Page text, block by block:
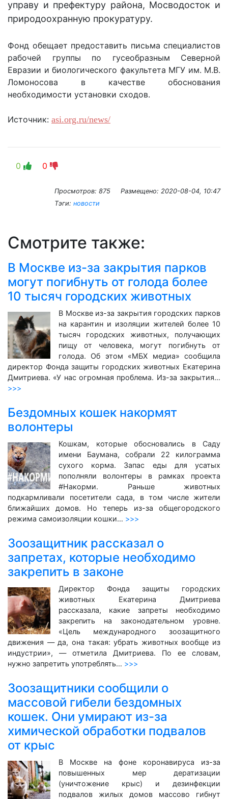
управу и префектуру района, Мосводосток и
природоохранную прокуратуру.
Фонд обещает предоставить письма специалистов
рабочей группы по гусеобразным Северной
Евразии и биологического факультета МГУ им. М.В.
Ломоносова в качестве обоснования
необходимости установки сходов.
Источник: asi.org.ru/news/
0 0
Просмотров: 875 Размещено: 2020-08-04, 10:47
Тэги: новости
Смотрите также:
В Москве из-за закрытия парков
могут погибнуть от голода более
10 тысяч городских животных
В Москве из-за закрытия городских парков
на карантин и изоляции жителей более 10
тысяч городских животных, получающих
пищу от человека, могут погибнуть от
голода. Об этом «МБХ медиа» сообщила
директор Фонда защиты городских животных Екатерина
Дмитриева. «У нас огромная проблема. Из-за закрытия…
>>>
Бездомных кошек накормят
волонтеры
Кошкам, которые обосновались в Саду
имени Баумана, собрали 22 килограмма
сухого корма. Запас еды для усатых
пополняли волонтеры в рамках проекта
#Накорми. Раньше животных
подкармливали посетители сада, в том числе жители
ближайших домов. Но теперь из-за общегородского
режима самоизоляции кошки… >>>
Зоозащитник рассказал о
запретах, которые необходимо
закрепить в законе
Директор Фонда защиты городских
животных Екатерина Дмитриева
рассказала, какие запреты необходимо
закрепить на законодательном уровне.
«Цель международного зоозащитного
движения — да, она такая: убрать животных вообще из
индустрии», — отметила Дмитриева. По ее словам,
нужно запретить употреблять… >>>
Зоозащитники сообщили о
массовой гибели бездомных
кошек. Они умирают из-за
химической обработки подвалов
от крыс
В Москве на фоне коронавируса из-за
повышенных мер дератизации
(уничтожение крыс) и дезинфекции
подвалов жилых домов массово гибнут